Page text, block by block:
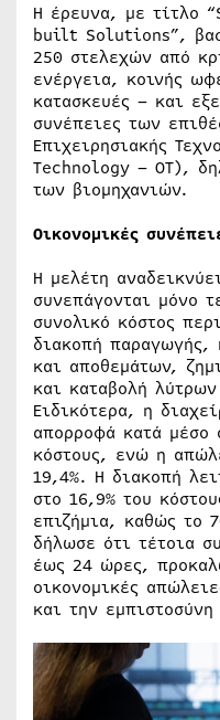
Η έρευνα, με τίτλο
built Solutions”,
250 στελεχών από
ενέργεια, κοινής
κατασκευές – και
συνέπειες των
Επιχειρησιακής
Technology – OT),
των βιομηχανιών.
Οικονομικές
Η μελέτη
συνεπάγονται μόνο
συνολικό κόστος
διακοπή
και αποθεμάτων,
και καταβολή
Ειδικότερα, η
απορροφά κατά μέσο
κόστους, ενώ η
19,4%. Η διακοπή
στο 16,9% του
επιζήμια, καθώς το
δήλωσε ότι τέτοια
έως 24 ώρες,
οικονομικές
και την